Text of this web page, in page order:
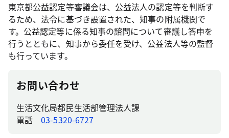
東京都公益認定等審議会は、公益法人の認定等を判断す
るため、法令に基づき設置された、知事の附属機関で
す。公益認定等に係る知事の諮問について審議し答申を
行うとともに、知事から委任を受け、公益法人等の監督
も行っています。
お問い合わせ
生活文化局都民生活部管理法人課
電話03-5320-6727